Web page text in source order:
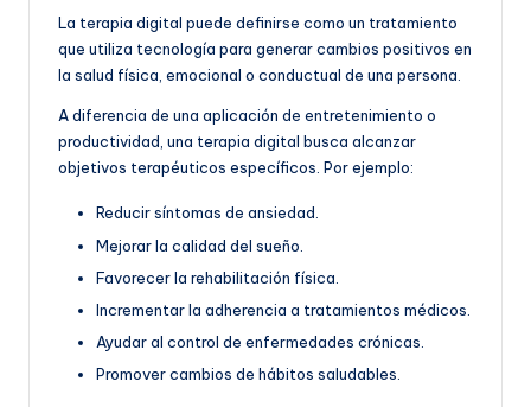
La terapia digital puede definirse como un tratamiento
que utiliza tecnología para generar cambios positivos en
la salud física, emocional o conductual de una persona.
A diferencia de una aplicación de entretenimiento o
productividad, una terapia digital busca alcanzar
objetivos terapéuticos específicos. Por ejemplo:
Reducir síntomas de ansiedad.
Mejorar la calidad del sueño.
Favorecer la rehabilitación física.
Incrementar la adherencia a tratamientos médicos.
Ayudar al control de enfermedades crónicas.
Promover cambios de hábitos saludables.